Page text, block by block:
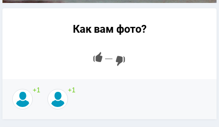
Как вам фото?
—
+1 +1